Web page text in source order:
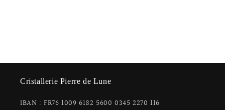
Cristallerie Pierre de Lune
IBAN : FR76 1009 6182 5600 0345 2270 116